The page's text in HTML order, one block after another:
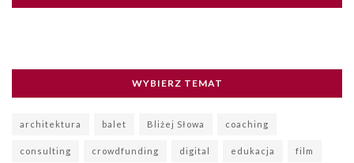
WYBIERZ TEMAT
architektura balet Bliżej Słowa coaching
consulting crowdfunding digital edukacja film